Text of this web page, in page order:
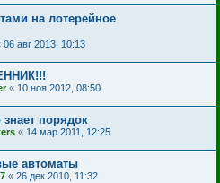
на лотерейное
06 авг 2013, 10:13
« 10 ноя 2012, 08:50
порядок
« 14 мар 2011, 12:25
автоматы
« 26 дек 2010, 11:32